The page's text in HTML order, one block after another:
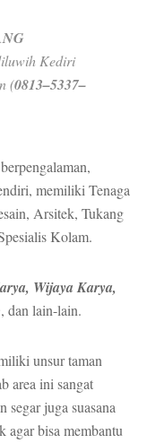
Kediri
(0813–5337–
memiliki Tenaga
Arsitek, Tukang
Kolam.
Wijaya Karya,
, dan lain-lain.
unsur taman
area ini sangat
segar juga suasana
agar bisa membantu